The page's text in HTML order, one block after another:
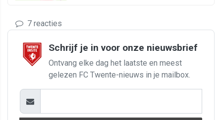
7 reacties
Schrijf je in voor onze nieuwsbrief
Ontvang elke dag het laatste en meest
gelezen FC Twente-nieuws in je mailbox.